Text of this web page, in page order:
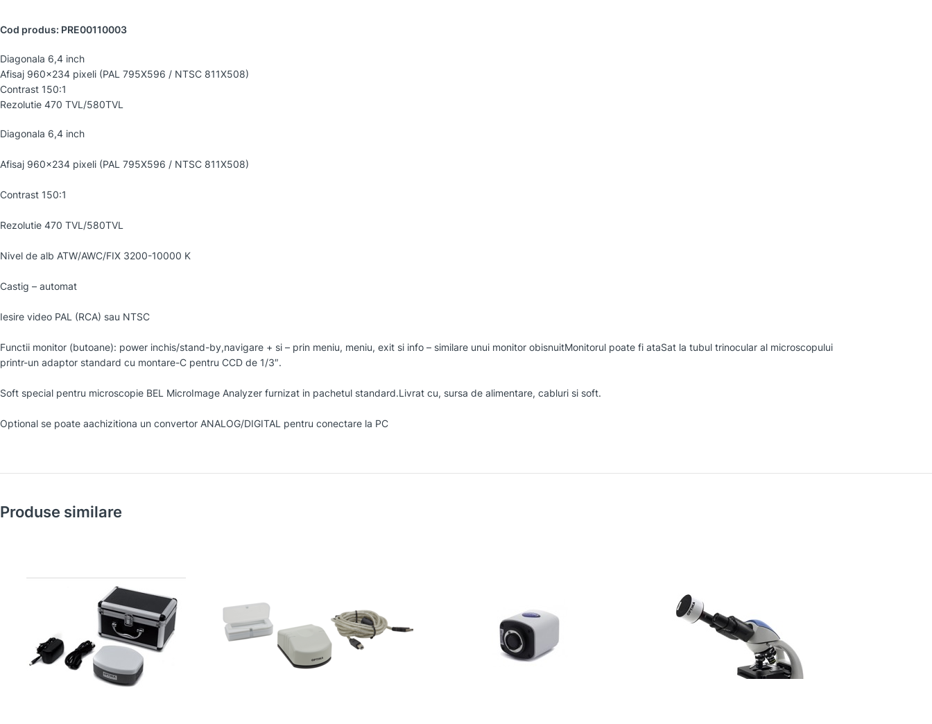
Cod produs: PRE00110003
Diagonala 6,4 inch
Afisaj 960×234 pixeli (PAL 795X596 / NTSC 811X508)
Contrast 150:1
Rezolutie 470 TVL/580TVL
Diagonala 6,4 inch
Afisaj 960×234 pixeli (PAL 795X596 / NTSC 811X508)
Contrast 150:1
Rezolutie 470 TVL/580TVL
Nivel de alb ATW/AWC/FIX 3200-10000 K
Castig – automat
Iesire video PAL (RCA) sau NTSC
Functii monitor (butoane): power inchis/stand-by,navigare + si – prin meniu, meniu, exit si info – similare unui monitor obisnuitMonitorul poate fi ataSat la tubul trinocular al microscopului
printr-un adaptor standard cu montare-C pentru CCD de 1/3″.
Soft special pentru microscopie BEL MicroImage Analyzer furnizat in pachetul standard.Livrat cu, sursa de alimentare, cabluri si soft.
Optional se poate aachizitiona un convertor ANALOG/DIGITAL pentru conectare la PC
Produse similare